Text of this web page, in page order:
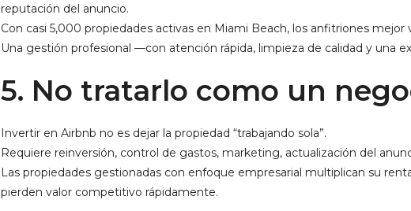
reputación del anuncio.
Con casi 5,000 propiedades activas en Miami Beach, los anfitriones mejor
Una gestión profesional —con atención rápida, limpieza de calidad y una
5. No tratarlo como un
Invertir en Airbnb no es dejar la propiedad “trabajando sola”.
Requiere reinversión, control de gastos, marketing, actualización del
Las propiedades gestionadas con enfoque empresarial multiplican su
pierden valor competitivo rápidamente.